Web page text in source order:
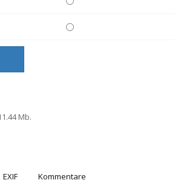
Mb.
EXIF Kommentare